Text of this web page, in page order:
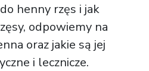
henny rzęs i jak
odpowiemy na
oraz jakie są jej
i lecznicze.